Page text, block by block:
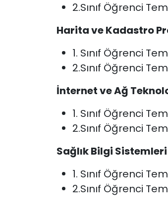
2.Sınıf Öğrenci
Harita ve Kadastro
1. Sınıf Öğrenci
2.Sınıf Öğrenci
İnternet ve Ağ
1. Sınıf Öğrenci
2.Sınıf Öğrenci
Sağlık Bilgi
1. Sınıf Öğrenci
2.Sınıf Öğrenci